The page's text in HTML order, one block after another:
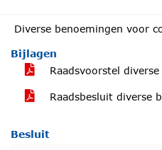
Diverse benoemingen voor
Bijlagen
Raadsvoorstel
Raadsbesluit diverse
Besluit